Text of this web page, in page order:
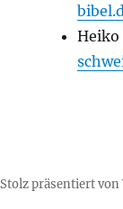
Stolz präsentiert von